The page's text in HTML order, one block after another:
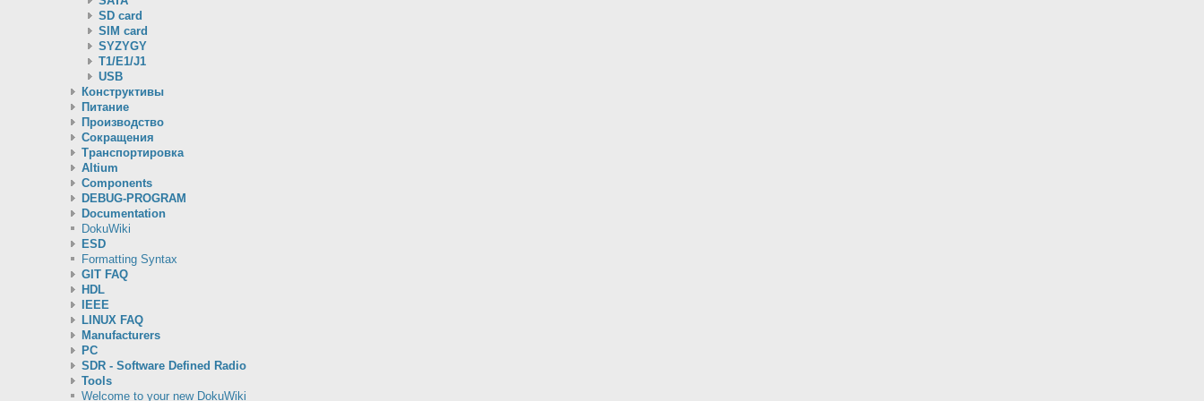
SD card
SIM card
SYZYGY
T1/E1/J1
USB
Конструктивы
Питание
Производство
Сокращения
Транспортировка
Altium
Components
DEBUG-PROGRAM
Documentation
DokuWiki
ESD
Formatting Syntax
GIT FAQ
HDL
IEEE
LINUX FAQ
Manufacturers
PC
SDR - Software Defined Radio
Tools
Welcome to your new DokuWiki